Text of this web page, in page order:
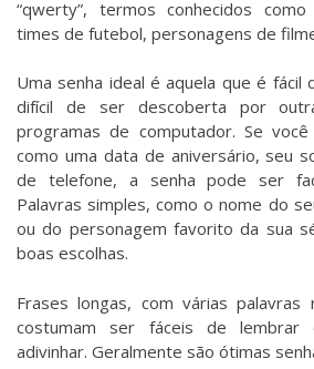
“qwerty”, termos conhecidos
times de futebol, personagens de
Uma senha ideal é aquela que é fácil
difícil de ser descoberta por
programas de computador. Se
como uma data de aniversário, seu
de telefone, a senha pode ser
Palavras simples, como o nome do
ou do personagem favorito da sua
boas escolhas.
Frases longas, com várias
costumam ser fáceis de
adivinhar. Geralmente são ótimas